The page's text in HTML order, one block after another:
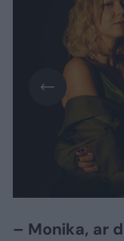
– Monika, ar